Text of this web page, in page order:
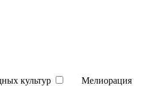
культур
Мелиорация